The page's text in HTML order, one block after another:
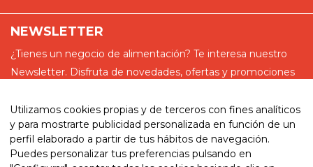
NEWSLETTER
¿Tienes un negocio de alimentación? Te interesa nuestro
Newsletter. Disfruta de novedades, ofertas y promociones
He leído y acepto la política de privacidad
Utilizamos cookies propias y de terceros con fines analíticos
y para mostrarte publicidad personalizada en función de un
perfil elaborado a partir de tus hábitos de navegación.
Puedes personalizar tus preferencias pulsando en